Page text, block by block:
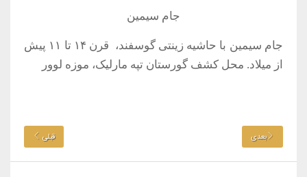
جام سیمین
جام سیمین با حاشیه زینتی گوسفند، قرن ۱۴ تا ۱۱ پیش
از میلاد. محل کشف گورستان تپه مارلیک، موزه لوور
بعدی قبلی